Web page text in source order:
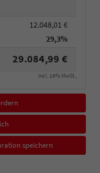
12.048,01 €
29,3%
29.084,99 €
incl. 19% MwSt.,
speichern